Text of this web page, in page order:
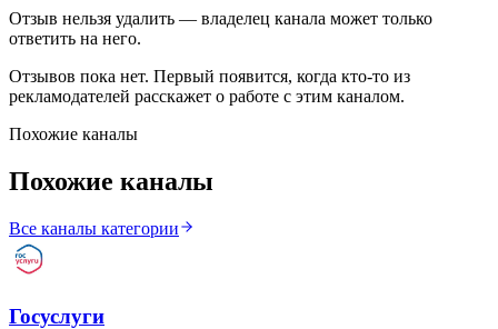
Отзыв нельзя удалить — владелец канала может только
ответить на него.
Отзывов пока нет. Первый появится, когда кто-то из
рекламодателей расскажет о работе с этим каналом.
Похожие каналы
Похожие каналы
Все каналы категории
Госуслуги